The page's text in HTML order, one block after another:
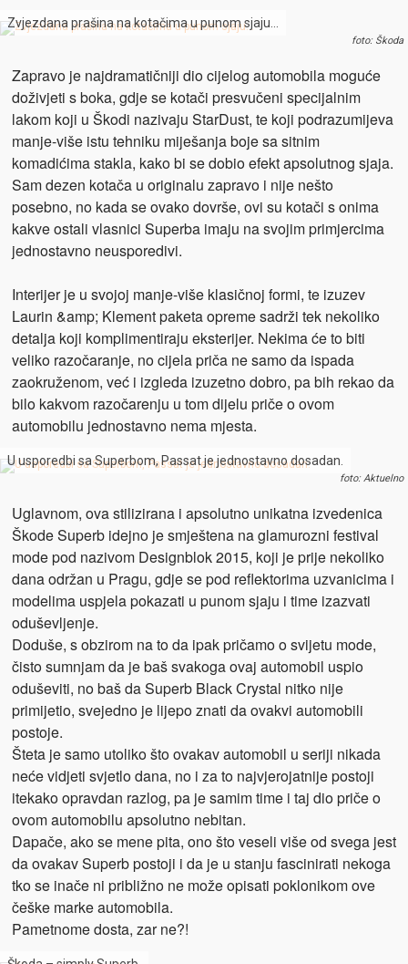
Zvjezdana prašina na kotačima u punom sjaju…
foto: Škoda
Zapravo je najdramatičniji dio cijelog automobila moguće
doživjeti s boka, gdje se kotači presvučeni specijalnim
lakom koji u Škodi nazivaju StarDust, te koji podrazumijeva
manje-više istu tehniku miješanja boje sa sitnim
komadićima stakla, kako bi se dobio efekt apsolutnog sjaja.
Sam dezen kotača u originalu zapravo i nije nešto
posebno, no kada se ovako dovrše, ovi su kotači s onima
kakve ostali vlasnici Superba imaju na svojim primjercima
jednostavno neusporedivi.
Interijer je u svojoj manje-više klasičnoj formi, te izuzev
Laurin &amp; Klement paketa opreme sadrži tek nekoliko
detalja koji komplimentiraju eksterijer. Nekima će to biti
veliko razočaranje, no cijela priča ne samo da ispada
zaokruženom, već i izgleda izuzetno dobro, pa bih rekao da
bilo kakvom razočarenju u tom dijelu priče o ovom
automobilu jednostavno nema mjesta.
U usporedbi sa Superbom, Passat je jednostavno dosadan.
foto: Aktuelno
Uglavnom, ova stilizirana i apsolutno unikatna izvedenica
Škode Superb idejno je smještena na glamurozni festival
mode pod nazivom Designblok 2015, koji je prije nekoliko
dana održan u Pragu, gdje se pod reflektorima uzvanicima i
modelima uspjela pokazati u punom sjaju i time izazvati
oduševljenje.
Doduše, s obzirom na to da ipak pričamo o svijetu mode,
čisto sumnjam da je baš svakoga ovaj automobil uspio
oduševiti, no baš da Superb Black Crystal nitko nije
primijetio, svejedno je lijepo znati da ovakvi automobili
postoje.
Šteta je samo utoliko što ovakav automobil u seriji nikada
neće vidjeti svjetlo dana, no i za to najvjerojatnije postoji
itekako opravdan razlog, pa je samim time i taj dio priče o
ovom automobilu apsolutno nebitan.
Dapače, ako se mene pita, ono što veseli više od svega jest
da ovakav Superb postoji i da je u stanju fascinirati nekoga
tko se inače ni približno ne može opisati poklonikom ove
češke marke automobila.
Pametnome dosta, zar ne?!